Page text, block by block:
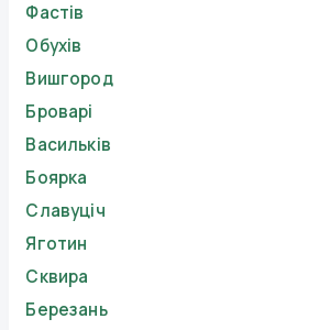
Фастів
Обухів
Вишгород
Броварі
Васильків
Боярка
Славуціч
Яготин
Сквира
Березань